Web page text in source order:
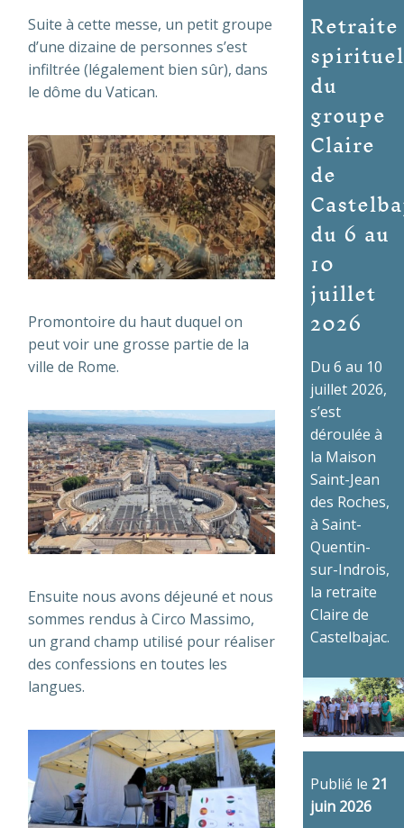
Suite à cette messe, un petit groupe
d’une dizaine de personnes s’est
infiltrée (légalement bien sûr), dans
le dôme du Vatican.
Promontoire du haut duquel on
peut voir une grosse partie de la
ville de Rome.
Ensuite nous avons déjeuné et nous
sommes rendus à Circo Massimo,
un grand champ utilisé pour réaliser
des confessions en toutes les
langues.
Retraite
du
groupe
Claire
de
du 6 au
10
juillet
2026
Du 6 au 10
juillet 2026,
s’est
déroulée à
la Maison
Saint-Jean
des Roches,
à Saint-
Quentin-
sur-Indrois,
la retraite
Claire de
Castelbajac.
Publié le 21
juin 2026